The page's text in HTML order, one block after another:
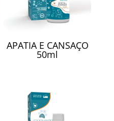
APATIA E CANSAÇO
50ml